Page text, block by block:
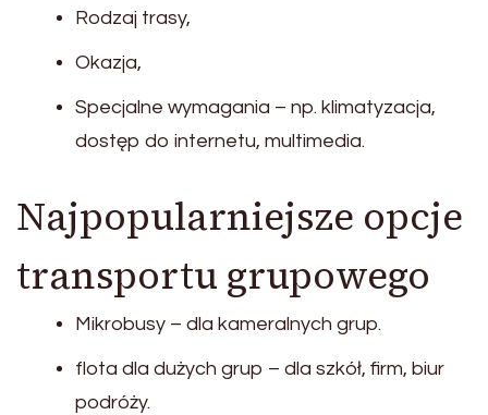
Rodzaj trasy,
Okazja,
Specjalne wymagania – np. klimatyzacja,
dostęp do internetu, multimedia.
Najpopularniejsze opcje
transportu grupowego
Mikrobusy – dla kameralnych grup.
flota dla dużych grup – dla szkół, firm, biur
podróży.